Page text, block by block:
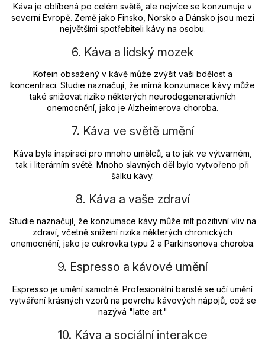
Káva je oblíbená po celém světě, ale nejvíce se konzumuje v
severní Evropě. Země jako Finsko, Norsko a Dánsko jsou mezi
největšími spotřebiteli kávy na osobu.
6. Káva a lidský mozek
Kofein obsažený v kávě může zvýšit vaši bdělost a
koncentraci. Studie naznačují, že mírná konzumace kávy může
také snižovat riziko některých neurodegenerativních
onemocnění, jako je Alzheimerova choroba.
7. Káva ve světě umění
Káva byla inspirací pro mnoho umělců, a to jak ve výtvarném,
tak i literárním světě. Mnoho slavných děl bylo vytvořeno při
šálku kávy.
8. Káva a vaše zdraví
Studie naznačují, že konzumace kávy může mít pozitivní vliv na
zdraví, včetně snížení rizika některých chronických
onemocnění, jako je cukrovka typu 2 a Parkinsonova choroba.
9. Espresso a kávové umění
Espresso je umění samotné. Profesionální baristé se učí umění
vytváření krásných vzorů na povrchu kávových nápojů, což se
nazývá "latte art."
10. Káva a sociální interakce